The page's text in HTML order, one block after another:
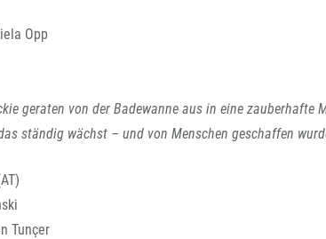
Opp
geraten von der Badewanne aus in eine zauberhafte
ständig wächst – und von Menschen geschaffen
Tunçer